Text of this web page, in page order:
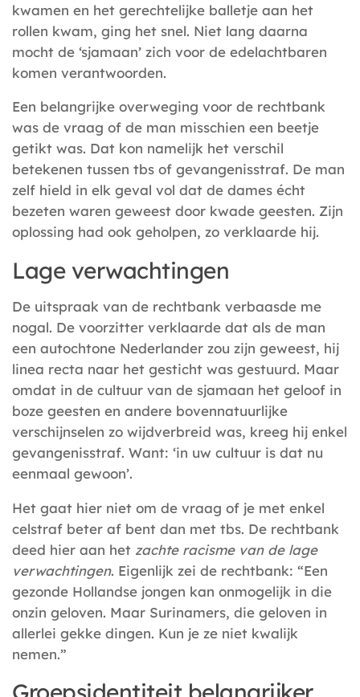
kwamen en het gerechtelijke balletje aan het
rollen kwam, ging het snel. Niet lang daarna
mocht de ‘sjamaan’ zich voor de edelachtbaren
komen verantwoorden.
Een belangrijke overweging voor de rechtbank
was de vraag of de man misschien een beetje
getikt was. Dat kon namelijk het verschil
betekenen tussen tbs of gevangenisstraf. De man
zelf hield in elk geval vol dat de dames écht
bezeten waren geweest door kwade geesten. Zijn
oplossing had ook geholpen, zo verklaarde hij.
Lage verwachtingen
De uitspraak van de rechtbank verbaasde me
nogal. De voorzitter verklaarde dat als de man
een autochtone Nederlander zou zijn geweest, hij
linea recta naar het gesticht was gestuurd. Maar
omdat in de cultuur van de sjamaan het geloof in
boze geesten en andere bovennatuurlijke
verschijnselen zo wijdverbreid was, kreeg hij enkel
gevangenisstraf. Want: ‘in uw cultuur is dat nu
eenmaal gewoon’.
Het gaat hier niet om de vraag of je met enkel
celstraf beter af bent dan met tbs. De rechtbank
deed hier aan het zachte racisme van de lage
verwachtingen. Eigenlijk zei de rechtbank: “Een
gezonde Hollandse jongen kan onmogelijk in die
onzin geloven. Maar Surinamers, die geloven in
allerlei gekke dingen. Kun je ze niet kwalijk
nemen.”